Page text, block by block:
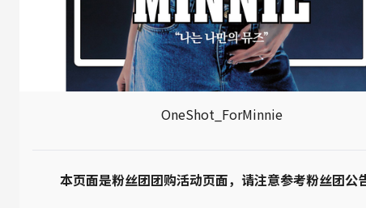
OneShot_ForMinnie
本页面是粉丝团团购活动页面，请注意参考粉丝团公